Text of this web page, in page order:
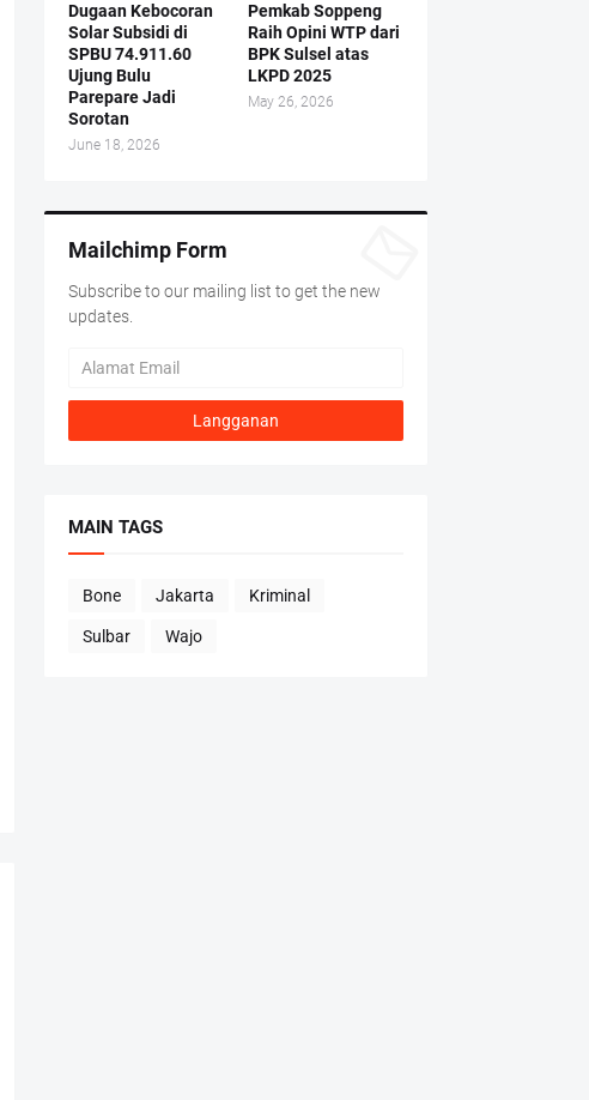
Dugaan Kebocoran
Solar Subsidi di
SPBU 74.911.60
Ujung Bulu
Parepare Jadi
Sorotan
June 18, 2026
Pemkab Soppeng
Raih Opini WTP dari
BPK Sulsel atas
LKPD 2025
May 26, 2026
Mailchimp Form
Subscribe to our mailing list to get the new
updates.
MAIN TAGS
Bone Jakarta Kriminal
Sulbar Wajo